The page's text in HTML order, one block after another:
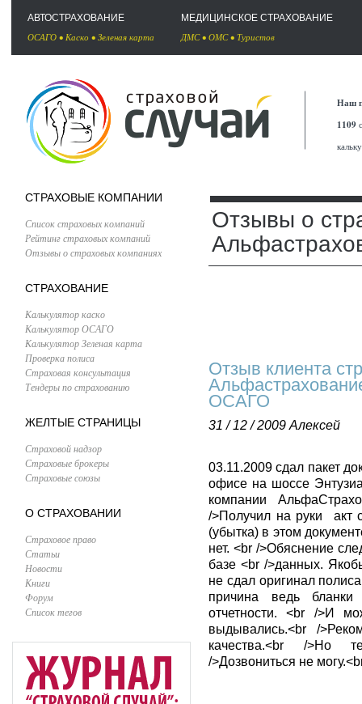
АВТОСТРАХОВАНИЕ
ОСАГО • Каско • Зеленая карта
МЕДИЦИНСКОЕ СТРАХОВАНИЕ
ДМС• ОМС• Туристов
Наш
1109
СТРАХОВЫЕ КОМПАНИИ
Список страховых компаний
Рейтинг страховых компаний
Отзывы о страховых компаниях
СТРАХОВАНИЕ
Калькулятор каско
Калькулятор ОСАГО
Калькулятор Зеленая карта
Проверка полиса
Страховая консультация
Тендеры по страхованию
ЖЕЛТЫЕ СТРАНИЦЫ
Страховой надзор
Страховые брокеры
Страховые союзы
О СТРАХОВАНИИ
Страховое право
Статьи
Новости
Книги
Форум
Список тегов
Отзывы о
Отзыв клиента
ОСАГО
31 / 12 / 2009 Алексей
03.11.2009 сдал пакет
офисе на шоссе
компании
/>Получил на руки акт
(убытка) в этом
нет. <br />Обяснение
базе <br />данных.
не сдал оригинал
причина ведь бланки
отчетности. <br />И
выдывались.<br /
качества.<br />Но
/>Дозвониться не